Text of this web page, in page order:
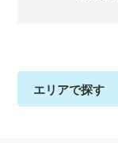
エリアで探す